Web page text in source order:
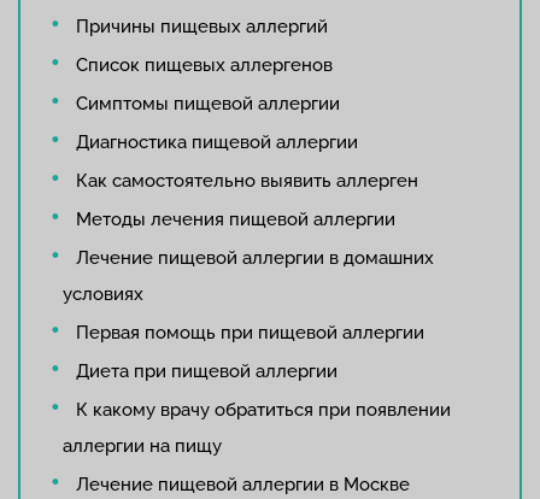
Причины пищевых аллергий
Список пищевых аллергенов
Симптомы пищевой аллергии
Диагностика пищевой аллергии
Как самостоятельно выявить аллерген
Методы лечения пищевой аллергии
Лечение пищевой аллергии в домашних
условиях
Первая помощь при пищевой аллергии
Диета при пищевой аллергии
К какому врачу обратиться при появлении
аллергии на пищу
Лечение пищевой аллергии в Москве